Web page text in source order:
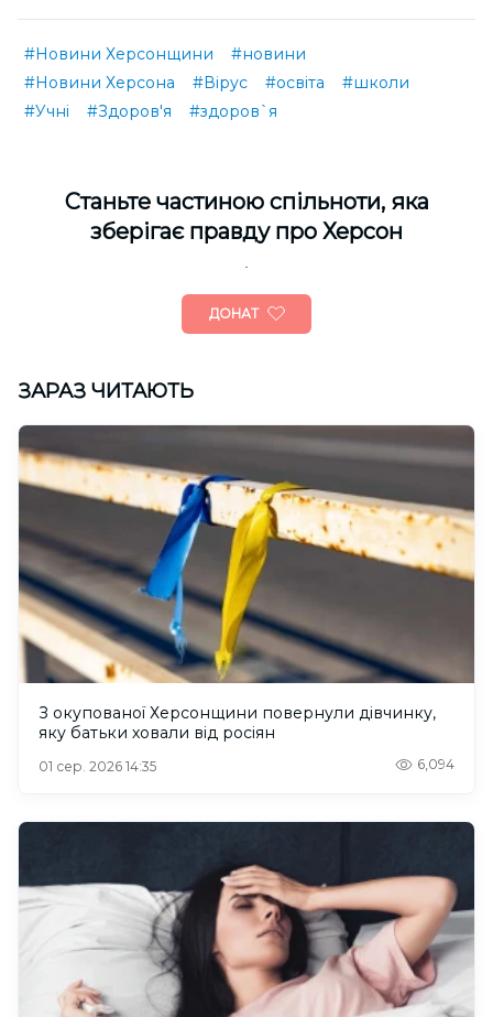
#Новини Херсонщини
#новини
#Новини Херсона
#Вірус #освіта
#школи
#Учні
#Здоров'я #здоров`я
Cтаньте частиною спільноти, яка
зберігає правду про Херсон
ДОНАТ
ЗАРАЗ ЧИТАЮТЬ
З окупованої Херсонщини повернули дівчинку,
яку батьки ховали від росіян
01 сер. 2026 14:35 6,094